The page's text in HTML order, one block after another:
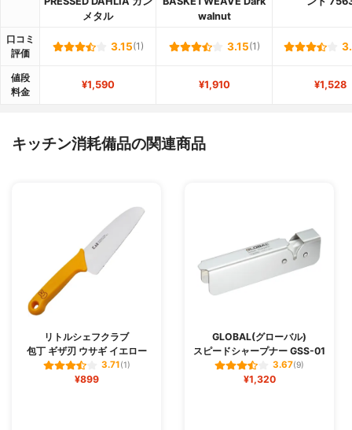
メタル
walnut
口コミ
評価
3.15(1) 3.15(1)
値段
料金
¥1,590 ¥1,910 ¥1,528
キッチン消耗備品の関連商品
リトルシェフクラブ
包丁 ギザ刃 ウサギ イエロー
3.71(1)
¥899
GLOBAL(グローバル)
スピードシャープナー GSS-01
3.67(9)
¥1,320